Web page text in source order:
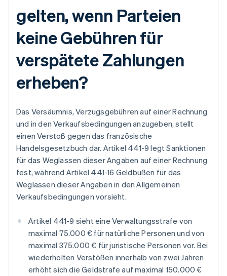
gelten, wenn Parteien
keine Gebühren für
verspätete Zahlungen
erheben?
Das Versäumnis, Verzugsgebühren auf einer Rechnung
und in den Verkaufsbedingungen anzugeben, stellt
einen Verstoß gegen das französische
Handelsgesetzbuch dar. Artikel 441-9 legt Sanktionen
für das Weglassen dieser Angaben auf einer Rechnung
fest, während Artikel 441-16 Geldbußen für das
Weglassen dieser Angaben in den Allgemeinen
Verkaufsbedingungen vorsieht.
Artikel 441-9 sieht eine Verwaltungsstrafe von
maximal 75.000 € für natürliche Personen und von
maximal 375.000 € für juristische Personen vor. Bei
wiederholten Verstößen innerhalb von zwei Jahren
erhöht sich die Geldstrafe auf maximal 150.000 €